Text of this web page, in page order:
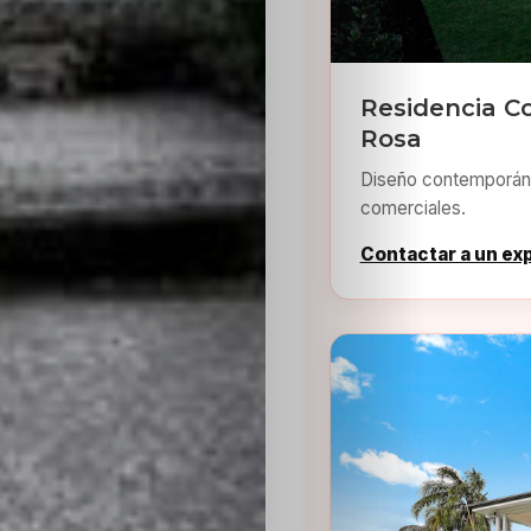
Residencia
Rosa
Diseño
comerciales.
Contactar a un